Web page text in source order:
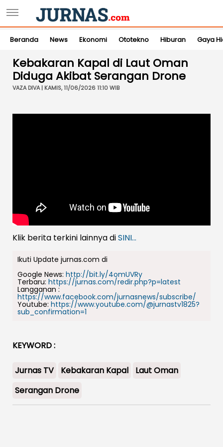
Beranda News Ekonomi Ototekno Hiburan Gaya
Kebakaran Kapal di Laut Oman
Diduga Akibat Serangan Drone
VAZA DIVA | KAMIS, 11/06/2026 11:10 WIB
Klik berita terkini lainnya diSINI...
Ikuti Update jurnas.com di
Google News: http://bit.ly/4omUVRy
Terbaru: https://jurnas.com/redir.php?p=latest
Langganan :
https://www.facebook.com/jurnasnews/subscribe/
Youtube: https://www.youtube.com/@jurnastv1825?
sub_confirmation=1
KEYWORD :
Jurnas TV Kebakaran Kapal
Laut Oman
Serangan Drone